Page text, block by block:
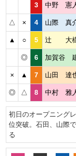
3 中野 憲
△ × 4 山際 真
▲ ○ 5 辻 大
◎ 6 加賀谷
× ▲ 7 山田 達
◎ △ 8 中村 雅
初日のオープニング
位突破。石田、山際
る